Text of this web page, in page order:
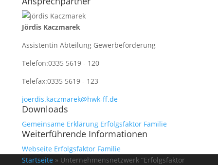
Jördis Kaczmarek
Assistentin Abteilung Gewerbeförderung
Telefon:0335 5619 - 120
Telefax:0335 5619 - 123
joerdis.kaczmarek@hwk-ff.de
Downloads
Gemeinsame Erklärung Erfolgsfaktor Familie
Weiterführende Informationen
Webseite Erfolgsfaktor Familie
Startseite » Unternehmensnetzwerk “Erfolgsfaktor